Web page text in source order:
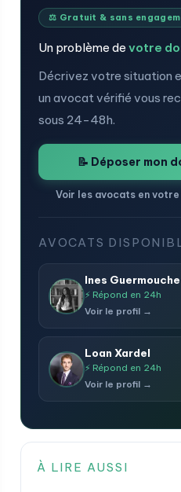
⚖️ Gratuit & sans
Un problème de votre
Décrivez votre situation
un avocat vérifié vous
sous 24-48h.
📝 Déposer mon
Voir les avocats en
AVOCATS
Ines Guermouche
⚡ Répond en 24h
Voir le profil →
Loan Xardel
⚡ Répond en 24h
Voir le profil →
À LIRE AUSSI